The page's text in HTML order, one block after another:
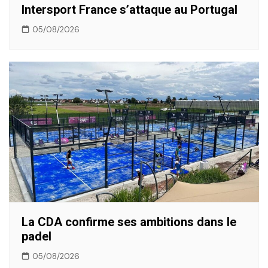
Intersport France s’attaque au Portugal
05/08/2026
La CDA confirme ses ambitions dans le
padel
05/08/2026